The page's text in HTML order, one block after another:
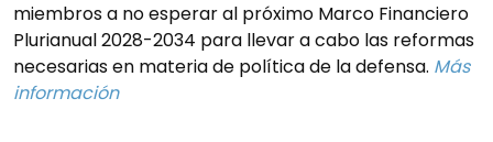
miembros a no esperar al próximo Marco Financiero
Plurianual 2028-2034 para llevar a cabo las reformas
necesarias en materia de política de la defensa. Más
información